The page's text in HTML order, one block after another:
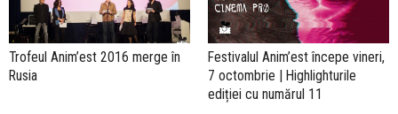
Trofeul Anim’est 2016 merge în
Rusia
Festivalul Anim’est începe vineri,
7 octombrie | Highlighturile
ediției cu numărul 11